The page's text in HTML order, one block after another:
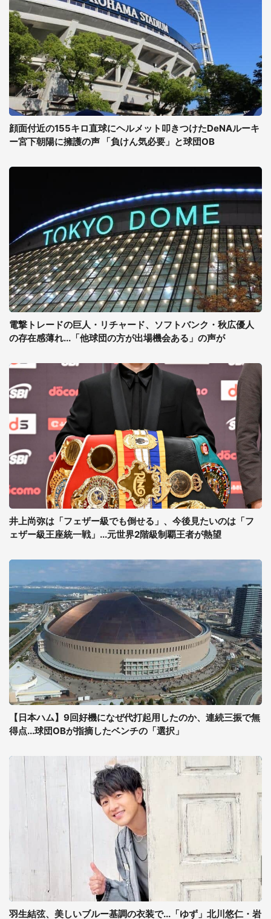
顔面付近の155キロ直球にヘルメット叩きつけたDeNAルーキ
ー宮下朝陽に擁護の声 「負けん気必要」と球団OB
電撃トレードの巨人・リチャード、ソフトバンク・秋広優人
の存在感薄れ...「他球団の方が出場機会ある」の声が
井上尚弥は「フェザー級でも倒せる」、今後見たいのは「フ
ェザー級王座統一戦」...元世界2階級制覇王者が熱望
【日本ハム】9回好機になぜ代打起用したのか、連続三振で無
得点...球団OBが指摘したベンチの「選択」
羽生結弦、美しいブルー基調の衣装で...「ゆず」北川悠仁・岩